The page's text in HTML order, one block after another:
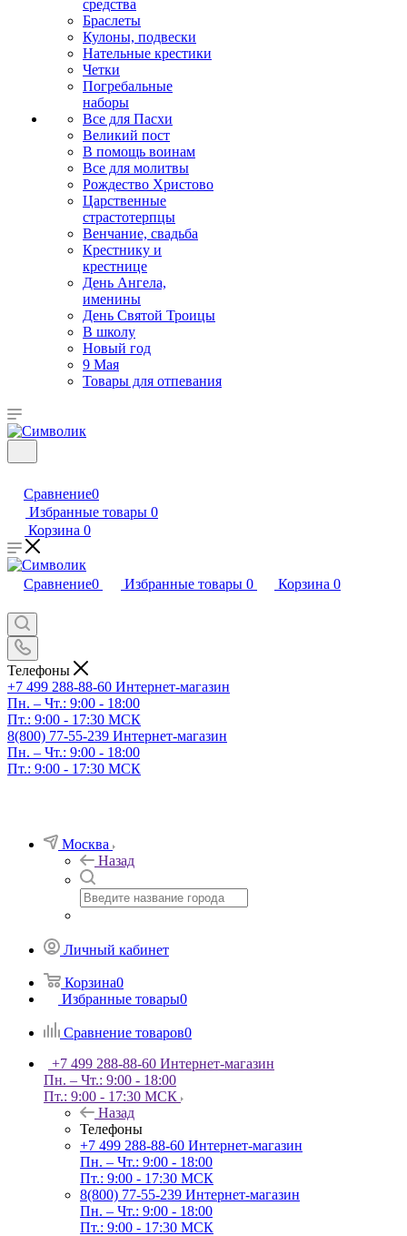
средства
Браслеты
Кулоны, подвески
Нательные крестики
Четки
Погребальные
наборы
Все для Пасхи
Великий пост
В помощь воинам
Все для молитвы
Рождество Христово
Царственные
страстотерпцы
Венчание, свадьба
Крестнику и
крестнице
День Ангела,
именины
День Святой Троицы
В школу
Новый год
9 Мая
Товары для отпевания
Сравнение0
Избранные товары 0
Корзина 0
Сравнение0 Избранные товары 0 Корзина 0
Телефоны
+7 499 288-88-60 Интернет-магазин
Пн. – Чт.: 9:00 - 18:00
Пт.: 9:00 - 17:30 МСК
8(800) 77-55-239 Интернет-магазин
Пн. – Чт.: 9:00 - 18:00
Пт.: 9:00 - 17:30 МСК
Москва
Назад
Личный кабинет
Корзина0
Избранные товары0
Сравнение товаров0
+7 499 288-88-60 Интернет-магазин
Пн. – Чт.: 9:00 - 18:00
Пт.: 9:00 - 17:30 МСК
Назад
Телефоны
+7 499 288-88-60 Интернет-магазин
Пн. – Чт.: 9:00 - 18:00
Пт.: 9:00 - 17:30 МСК
8(800) 77-55-239 Интернет-магазин
Пн. – Чт.: 9:00 - 18:00
Пт.: 9:00 - 17:30 МСК